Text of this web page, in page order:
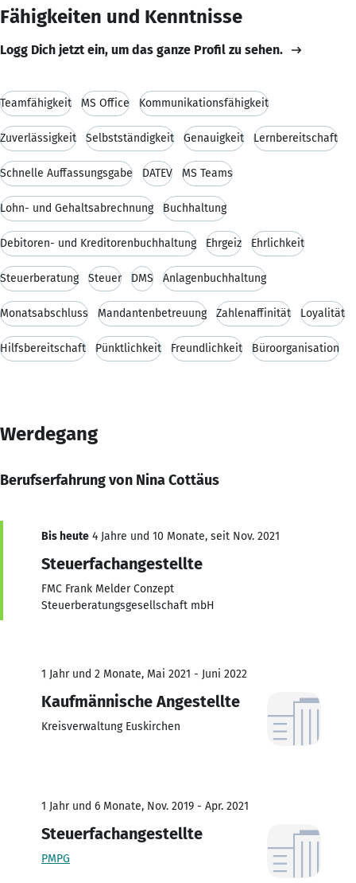
Fähigkeiten und Kenntnisse
Logg Dich jetzt ein, um das ganze Profil zu sehen.
Teamfähigkeit MS Office Kommunikationsfähigkeit
Zuverlässigkeit Selbstständigkeit Genauigkeit Lernbereitschaft
Schnelle Auffassungsgabe DATEV MS Teams
Lohn- und Gehaltsabrechnung Buchhaltung
Debitoren- und Kreditorenbuchhaltung Ehrgeiz Ehrlichkeit
Steuerberatung Steuer DMS Anlagenbuchhaltung
Monatsabschluss Mandantenbetreuung Zahlenaffinität Loyalität
Hilfsbereitschaft Pünktlichkeit Freundlichkeit Büroorganisation
Werdegang
Berufserfahrung von Nina Cottäus
Bis heute 4 Jahre und 10 Monate, seit Nov. 2021
Steuerfachangestellte
FMC Frank Melder Conzept
Steuerberatungsgesellschaft mbH
1 Jahr und 2 Monate, Mai 2021 - Juni 2022
Kaufmännische Angestellte
Kreisverwaltung Euskirchen
1 Jahr und 6 Monate, Nov. 2019 - Apr. 2021
Steuerfachangestellte
PMPG